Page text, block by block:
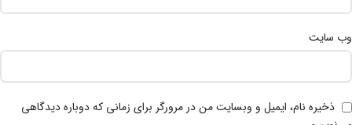
وب‌ سایت
ذخیره نام، ایمیل و وبسایت من در مرورگر برای زمانی که دوباره دیدگاهی